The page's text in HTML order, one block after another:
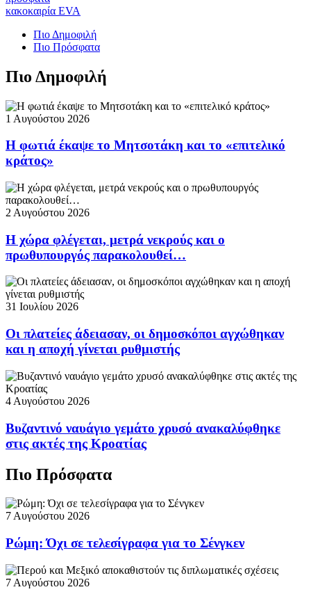
κακοκαιρία EVA
Πιο Δημοφιλή
Πιο Πρόσφατα
Πιο Δημοφιλή
1 Αυγούστου 2026
Η φωτιά έκαψε το Μητσοτάκη και το «επιτελικό
κράτος»
2 Αυγούστου 2026
Η χώρα φλέγεται, μετρά νεκρούς και ο
πρωθυπουργός παρακολουθεί…
31 Ιουλίου 2026
Οι πλατείες άδειασαν, οι δημοσκόποι αγχώθηκαν
και η αποχή γίνεται ρυθμιστής
4 Αυγούστου 2026
Βυζαντινό ναυάγιο γεμάτο χρυσό ανακαλύφθηκε
στις ακτές της Κροατίας
Πιο Πρόσφατα
7 Αυγούστου 2026
Ρώμη: Όχι σε τελεσίγραφα για το Σένγκεν
7 Αυγούστου 2026